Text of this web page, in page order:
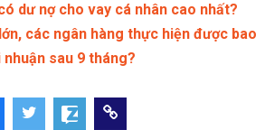
dư nợ cho vay cá nhân cao nhất?
các ngân hàng thực hiện được bao
sau 9 tháng?